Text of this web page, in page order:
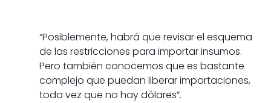
“Posiblemente, habrá que revisar el esquema
de las restricciones para importar insumos.
Pero también conocemos que es bastante
complejo que puedan liberar importaciones,
toda vez que no hay dólares”.